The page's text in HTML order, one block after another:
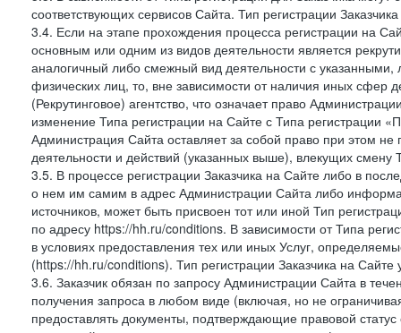
соответствующих сервисов Сайта. Тип регистрации
3.4. Если на этапе прохождения процесса регистрации на
основным или одним из видов деятельности является
аналогичный либо смежный вид деятельности с
физических лиц, то, вне зависимости от наличия иных сфер
(Рекрутинговое) агентство, что означает право
изменение Типа регистрации на Сайте с Типа регистрации
Администрация Сайта оставляет за собой право при этом не
деятельности и действий (указанных выше), влекущих смену
3.5. В процессе регистрации Заказчика на Сайте либо в
о нем им самим в адрес Администрации Сайта либо
источников, может быть присвоен тот или иной Тип
по адресу https://hh.ru/conditions. В зависимости от Типа
в условиях предоставления тех или иных Услуг,
(https://hh.ru/conditions). Тип регистрации Заказчика на
3.6. Заказчик обязан по запросу Администрации Сайта в
получения запроса в любом виде (включая, но не
предоставлять документы, подтверждающие правовой